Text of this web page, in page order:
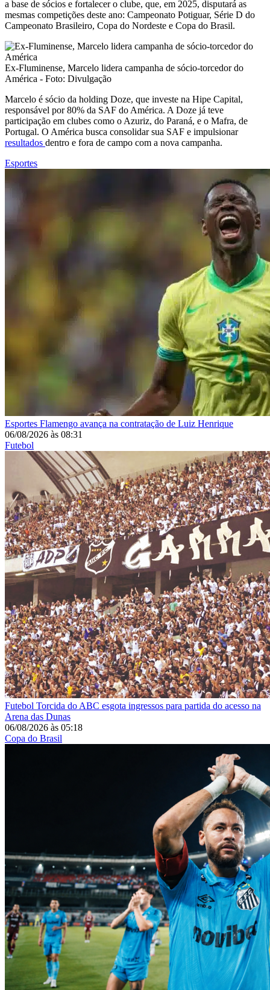
a base de sócios e fortalecer o clube, que, em 2025, disputará as
mesmas competições deste ano: Campeonato Potiguar, Série D do
Campeonato Brasileiro, Copa do Nordeste e Copa do Brasil.
Ex-Fluminense, Marcelo lidera campanha de sócio-torcedor do
América - Foto: Divulgação
Marcelo é sócio da holding Doze, que investe na Hipe Capital,
responsável por 80% da SAF do América. A Doze já teve
participação em clubes como o Azuriz, do Paraná, e o Mafra, de
Portugal. O América busca consolidar sua SAF e impulsionar
resultados dentro e fora de campo com a nova campanha.
Esportes
Esportes Flamengo avança na contratação de Luiz Henrique
06/08/2026 às 08:31
Futebol
Futebol Torcida do ABC esgota ingressos para partida do acesso na
Arena das Dunas
06/08/2026 às 05:18
Copa do Brasil